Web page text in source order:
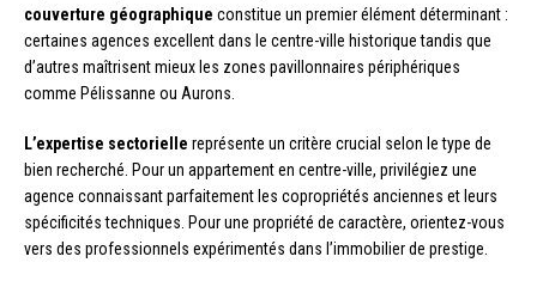
couverture géographique constitue un premier élément déterminant :
certaines agences excellent dans le centre-ville historique tandis que
d’autres maîtrisent mieux les zones pavillonnaires périphériques
comme Pélissanne ou Aurons.
L’expertise sectorielle représente un critère crucial selon le type de
bien recherché. Pour un appartement en centre-ville, privilégiez une
agence connaissant parfaitement les copropriétés anciennes et leurs
spécificités techniques. Pour une propriété de caractère, orientez-vous
vers des professionnels expérimentés dans l’immobilier de prestige.